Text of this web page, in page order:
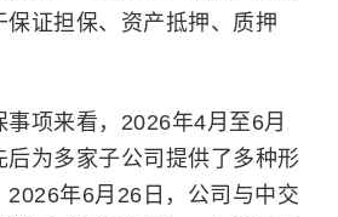
保证担保、资产抵押、质押
项来看，2026年4月至6月
后为多家子公司提供了多种形
2026年6月26日，公司与中交